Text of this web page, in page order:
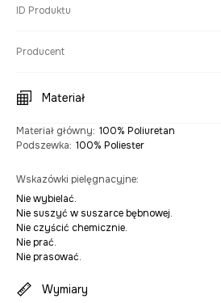
ID Produktu
Producent
Materiał
Materiał główny: 100% Poliuretan
Podszewka: 100% Poliester
Wskazówki pielęgnacyjne:
Nie wybielać.
Nie suszyć w suszarce bębnowej.
Nie czyścić chemicznie.
Nie prać.
Nie prasować.
Wymiary